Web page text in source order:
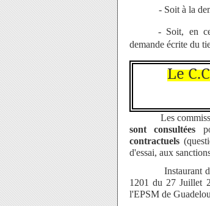
- Soit à la
- Soit, en
demande écrite du
Le
Les commissions
sont consultées
contractuels
d'essai, aux
Instaurant
1201 du 27 Juillet
l'EPSM de